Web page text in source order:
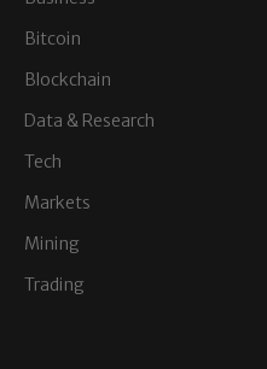
Bitcoin
Blockchain
Data & Research
Tech
Markets
Mining
Trading